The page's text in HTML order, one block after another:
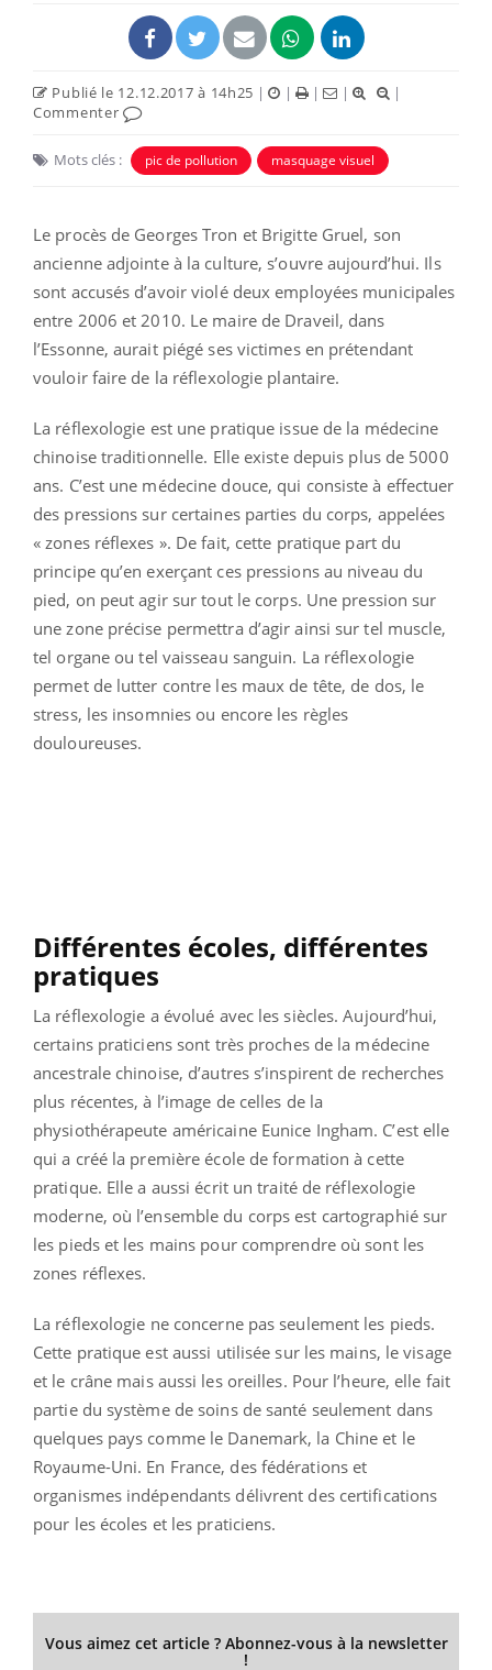
Publié le 12.12.2017 à 14h25 | | | |
|
Commenter
Mots clés : pic de pollution masquage visuel
Le procès de Georges Tron et Brigitte Gruel, son
ancienne adjointe à la culture, s’ouvre aujourd’hui. Ils
sont accusés d’avoir violé deux employées municipales
entre 2006 et 2010. Le maire de Draveil, dans
l’Essonne, aurait piégé ses victimes en prétendant
vouloir faire de la réflexologie plantaire.
La réflexologie est une pratique issue de la médecine
chinoise traditionnelle. Elle existe depuis plus de 5000
ans. C’est une médecine douce, qui consiste à effectuer
des pressions sur certaines parties du corps, appelées
« zones réflexes ». De fait, cette pratique part du
principe qu’en exerçant ces pressions au niveau du
pied, on peut agir sur tout le corps. Une pression sur
une zone précise permettra d’agir ainsi sur tel muscle,
tel organe ou tel vaisseau sanguin. La réflexologie
permet de lutter contre les maux de tête, de dos, le
stress, les insomnies ou encore les règles
douloureuses.
Différentes écoles, différentes
pratiques
La réflexologie a évolué avec les siècles. Aujourd’hui,
certains praticiens sont très proches de la médecine
ancestrale chinoise, d’autres s’inspirent de recherches
plus récentes, à l’image de celles de la
physiothérapeute américaine Eunice Ingham. C’est elle
qui a créé la première école de formation à cette
pratique. Elle a aussi écrit un traité de réflexologie
moderne, où l’ensemble du corps est cartographié sur
les pieds et les mains pour comprendre où sont les
zones réflexes.
La réflexologie ne concerne pas seulement les pieds.
Cette pratique est aussi utilisée sur les mains, le visage
et le crâne mais aussi les oreilles. Pour l’heure, elle fait
partie du système de soins de santé seulement dans
quelques pays comme le Danemark, la Chine et le
Royaume-Uni. En France, des fédérations et
organismes indépendants délivrent des certifications
pour les écoles et les praticiens.
Vous aimez cet article ? Abonnez-vous à la newsletter
!